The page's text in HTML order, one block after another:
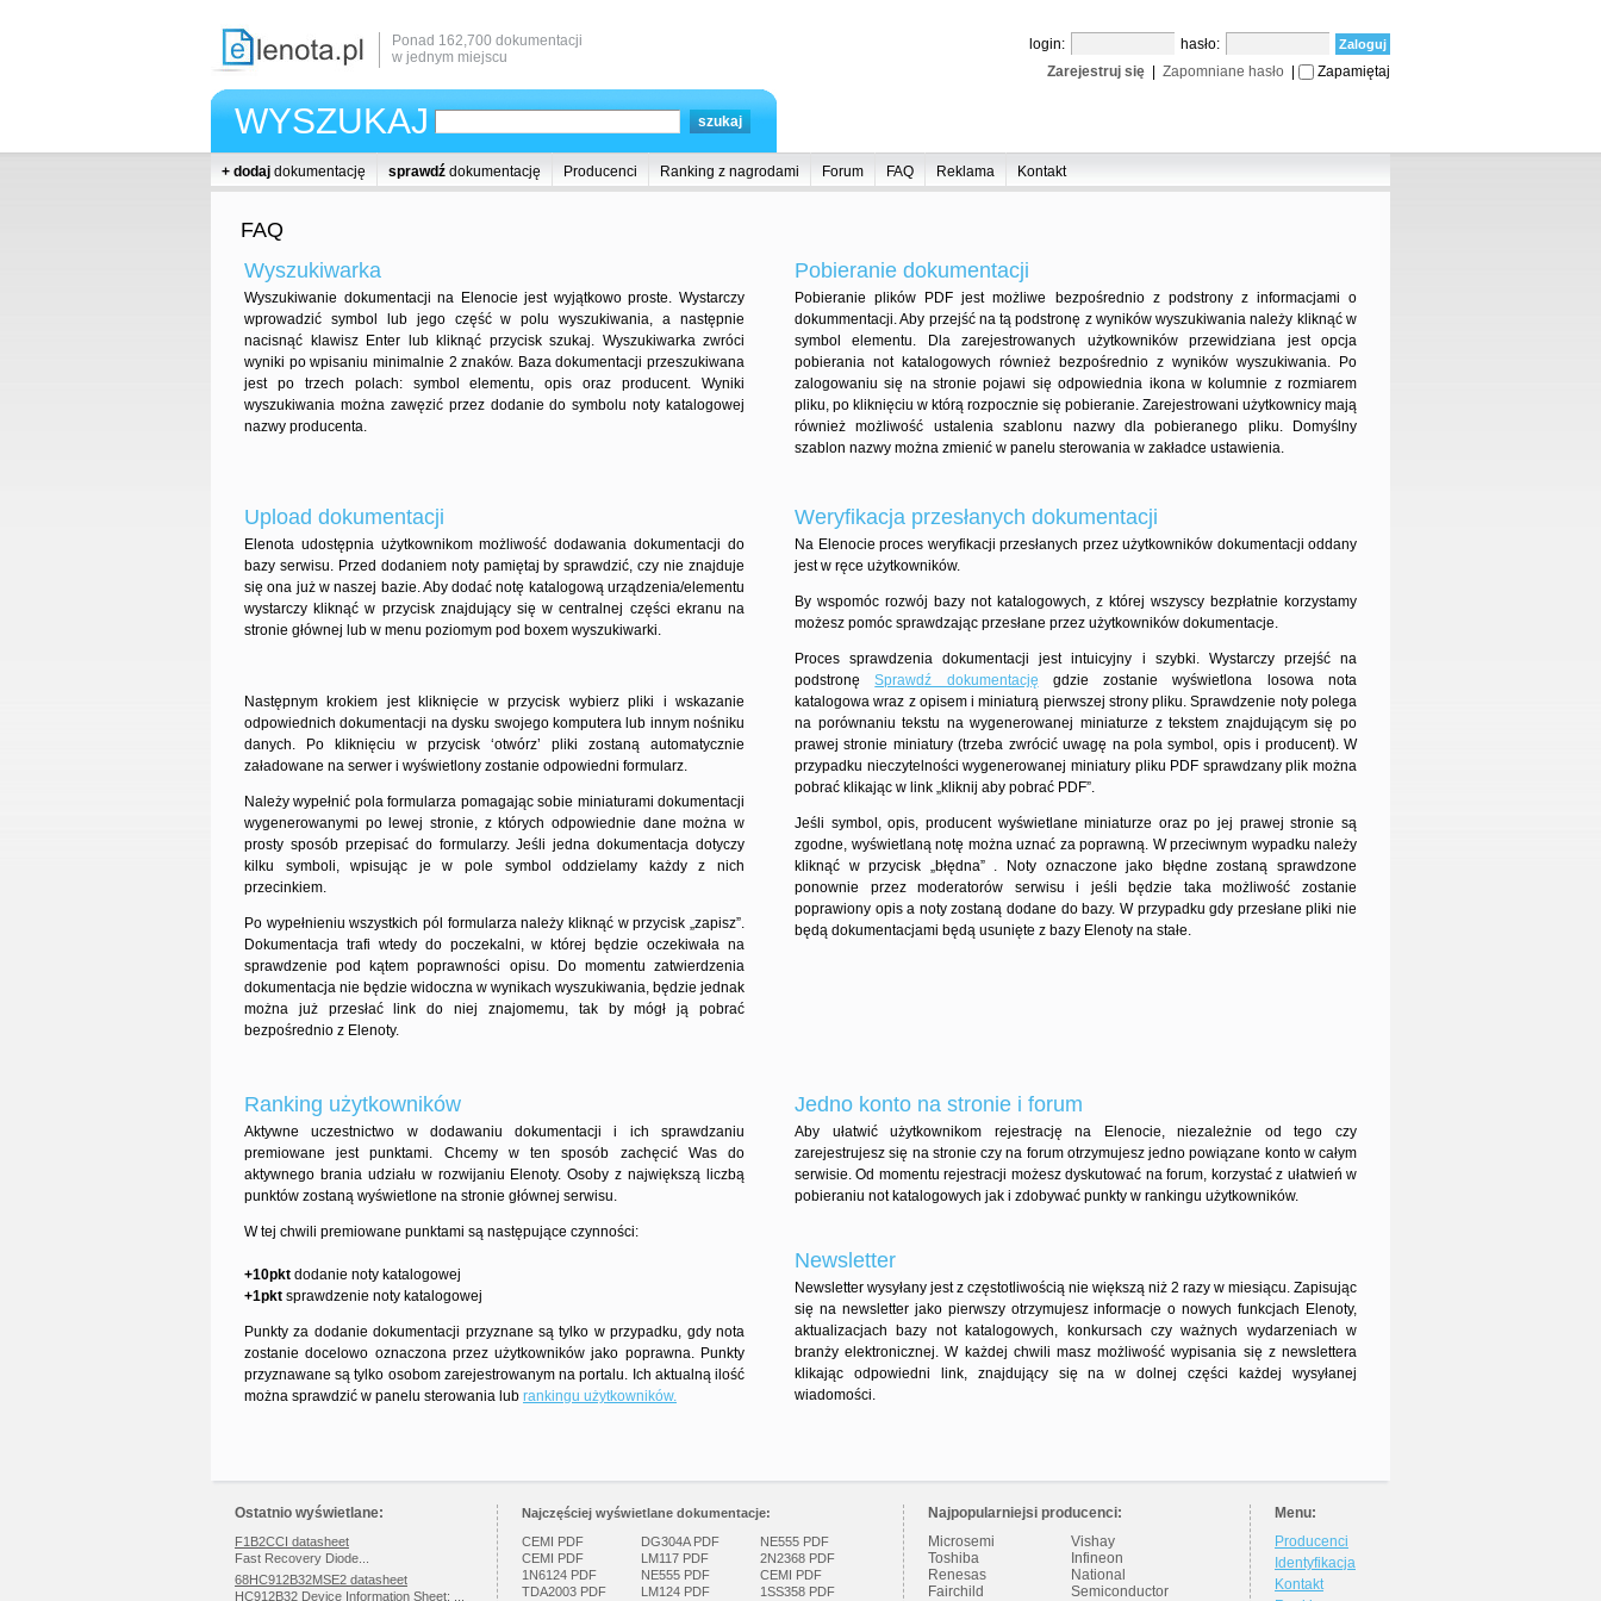
Ponad 162,700 dokumentacji
w jednym miejscu
login:
hasło:
Zarejestruj się
Zapomniane hasło Zapamiętaj
WYSZUKAJ
+ dodaj dokumentację sprawdź dokumentację Producenci Ranking z nagrodami Forum FAQ Reklama Kontakt
FAQ
Wyszukiwarka
Wyszukiwanie dokumentacji na Elenocie jest wyjątkowo proste. Wystarczy
wprowadzić symbol lub jego część w polu wyszukiwania, a następnie
nacisnąć klawisz Enter lub kliknąć przycisk szukaj. Wyszukiwarka zwróci
wyniki po wpisaniu minimalnie 2 znaków. Baza dokumentacji przeszukiwana
jest po trzech polach: symbol elementu, opis oraz producent. Wyniki
wyszukiwania można zawęzić przez dodanie do symbolu noty katalogowej
nazwy producenta.
Pobieranie dokumentacji
Pobieranie plików PDF jest możliwe bezpośrednio z podstrony z informacjami o
dokummentacji. Aby przejść na tą podstronę z wyników wyszukiwania należy kliknąć w
symbol elementu. Dla zarejestrowanych użytkowników przewidziana jest opcja
pobierania not katalogowych również bezpośrednio z wyników wyszukiwania. Po
zalogowaniu się na stronie pojawi się odpowiednia ikona w kolumnie z rozmiarem
pliku, po kliknięciu w którą rozpocznie się pobieranie. Zarejestrowani użytkownicy mają
również możliwość ustalenia szablonu nazwy dla pobieranego pliku. Domyślny
szablon nazwy można zmienić w panelu sterowania w zakładce ustawienia.
Upload dokumentacji
Elenota udostępnia użytkownikom możliwość dodawania dokumentacji do
bazy serwisu. Przed dodaniem noty pamiętaj by sprawdzić, czy nie znajduje
się ona już w naszej bazie. Aby dodać notę katalogową urządzenia/elementu
wystarczy kliknąć w przycisk znajdujący się w centralnej części ekranu na
stronie głównej lub w menu poziomym pod boxem wyszukiwarki.
Następnym krokiem jest kliknięcie w przycisk wybierz pliki i wskazanie
odpowiednich dokumentacji na dysku swojego komputera lub innym nośniku
danych. Po kliknięciu w przycisk ‘otwórz’ pliki zostaną automatycznie
załadowane na serwer i wyświetlony zostanie odpowiedni formularz.
Należy wypełnić pola formularza pomagając sobie miniaturami dokumentacji
wygenerowanymi po lewej stronie, z których odpowiednie dane można w
prosty sposób przepisać do formularzy. Jeśli jedna dokumentacja dotyczy
kilku symboli, wpisując je w pole symbol oddzielamy każdy z nich
przecinkiem.
Po wypełnieniu wszystkich pól formularza należy kliknąć w przycisk „zapisz”.
Dokumentacja trafi wtedy do poczekalni, w której będzie oczekiwała na
sprawdzenie pod kątem poprawności opisu. Do momentu zatwierdzenia
dokumentacja nie będzie widoczna w wynikach wyszukiwania, będzie jednak
można już przesłać link do niej znajomemu, tak by mógł ją pobrać
bezpośrednio z Elenoty.
Weryfikacja przesłanych dokumentacji
Na Elenocie proces weryfikacji przesłanych przez użytkowników dokumentacji oddany
jest w ręce użytkowników.
By wspomóc rozwój bazy not katalogowych, z której wszyscy bezpłatnie korzystamy
możesz pomóc sprawdzając przesłane przez użytkowników dokumentacje.
Proces sprawdzenia dokumentacji jest intuicyjny i szybki. Wystarczy przejść na
podstronęSprawdź dokumentację gdzie zostanie wyświetlona losowa nota
katalogowa wraz z opisem i miniaturą pierwszej strony pliku. Sprawdzenie noty polega
na porównaniu tekstu na wygenerowanej miniaturze z tekstem znajdującym się po
prawej stronie miniatury (trzeba zwrócić uwagę na pola symbol, opis i producent). W
przypadku nieczytelności wygenerowanej miniatury pliku PDF sprawdzany plik można
pobrać klikając w link „kliknij aby pobrać PDF”.
Jeśli symbol, opis, producent wyświetlane miniaturze oraz po jej prawej stronie są
zgodne, wyświetlaną notę można uznać za poprawną. W przeciwnym wypadku należy
kliknąć w przycisk „błędna” . Noty oznaczone jako błędne zostaną sprawdzone
ponownie przez moderatorów serwisu i jeśli będzie taka możliwość zostanie
poprawiony opis a noty zostaną dodane do bazy. W przypadku gdy przesłane pliki nie
będą dokumentacjami będą usunięte z bazy Elenoty na stałe.
Ranking użytkowników
Aktywne uczestnictwo w dodawaniu dokumentacji i ich sprawdzaniu
premiowane jest punktami. Chcemy w ten sposób zachęcić Was do
aktywnego brania udziału w rozwijaniu Elenoty. Osoby z największą liczbą
punktów zostaną wyświetlone na stronie głównej serwisu.
W tej chwili premiowane punktami są następujące czynności:
+10pkt dodanie noty katalogowej
+1pkt sprawdzenie noty katalogowej
Punkty za dodanie dokumentacji przyznane są tylko w przypadku, gdy nota
zostanie docelowo oznaczona przez użytkowników jako poprawna. Punkty
przyznawane są tylko osobom zarejestrowanym na portalu. Ich aktualną ilość
można sprawdzić w panelu sterowania lub rankingu użytkowników.
Jedno konto na stronie i forum
Aby ułatwić użytkownikom rejestrację na Elenocie, niezależnie od tego czy
zarejestrujesz się na stronie czy na forum otrzymujesz jedno powiązane konto w całym
serwisie. Od momentu rejestracji możesz dyskutować na forum, korzystać z ułatwień w
pobieraniu not katalogowych jak i zdobywać punkty w rankingu użytkowników.
Newsletter
Newsletter wysyłany jest z częstotliwością nie większą niż 2 razy w miesiącu. Zapisując
się na newsletter jako pierwszy otrzymujesz informacje o nowych funkcjach Elenoty,
aktualizacjach bazy not katalogowych, konkursach czy ważnych wydarzeniach w
branży elektronicznej. W każdej chwili masz możliwość wypisania się z newslettera
klikając odpowiedni link, znajdujący się na w dolnej części każdej wysyłanej
wiadomości.
Ostatnio wyświetlane:
F1B2CCI datasheet
Fast Recovery Diode...
68HC912B32MSE2 datasheet
HC912B32 Device Information Sheet: ...
Najczęściej wyświetlane dokumentacje:
CEMI PDF
CEMI PDF
1N6124 PDF
TDA2003 PDF
DG304A PDF
LM117 PDF
NE555 PDF
LM124 PDF
NE555 PDF
2N2368 PDF
CEMI PDF
1SS358 PDF
Najpopularniejsi producenci:
Microsemi
Toshiba
Renesas
Fairchild
Vishay
Infineon
National
Semiconductor
Menu:
Producenci
Identyfikacja
Kontakt